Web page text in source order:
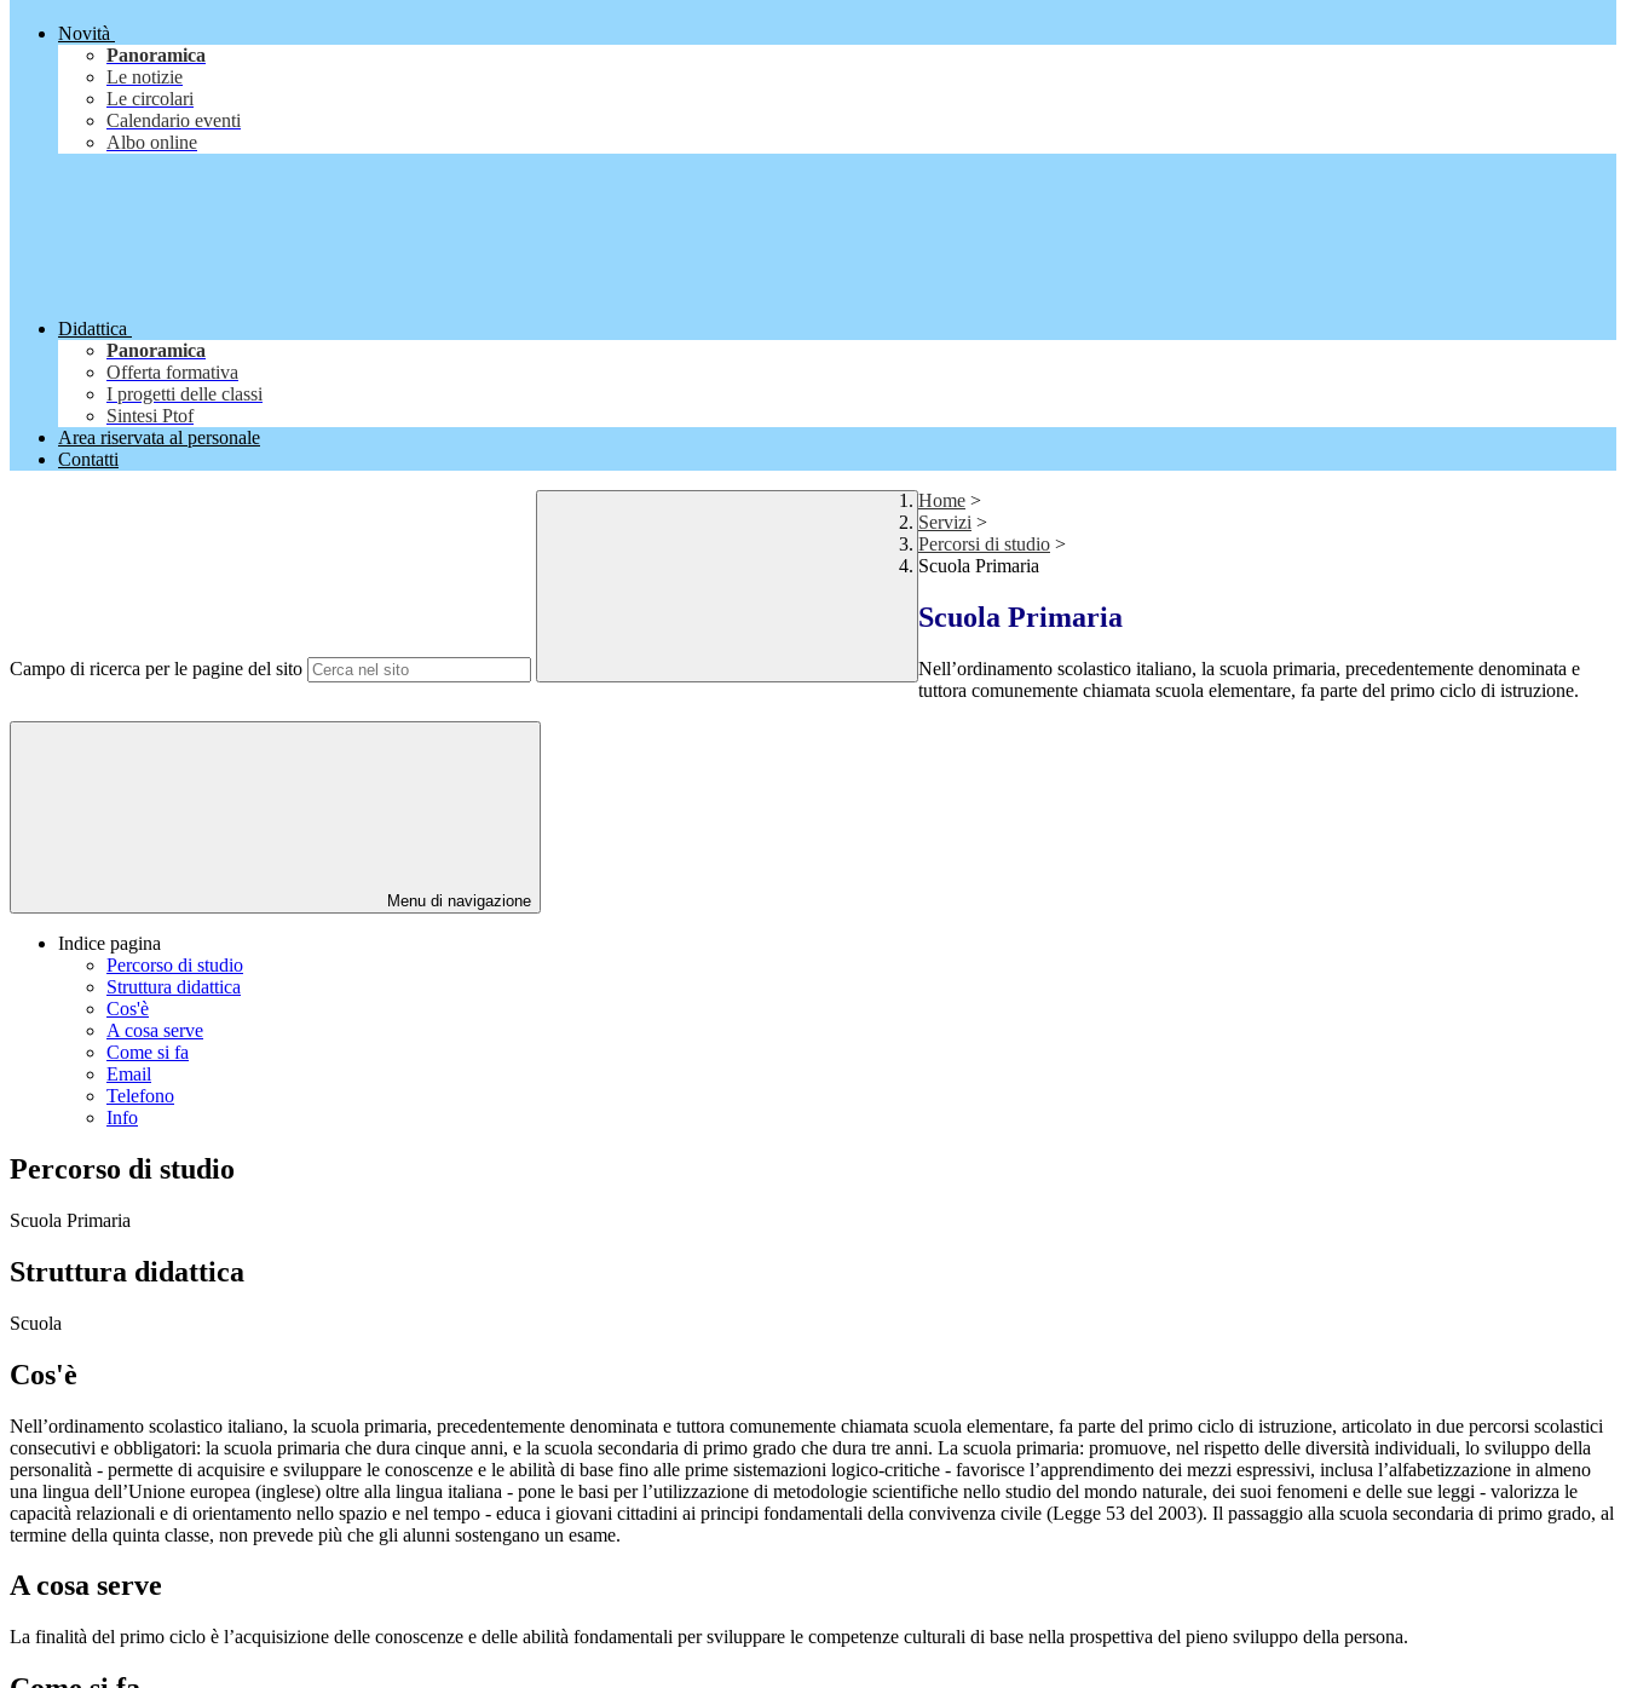
Novità
Panoramica
Le notizie
Le circolari
Calendario eventi
Albo online
Didattica
Panoramica
Offerta formativa
I progetti delle classi
Sintesi Ptof
Area riservata al personale
Contatti
Campo di ricerca per le pagine del sito
Home >
Servizi >
Percorsi di studio >
Scuola Primaria
Scuola Primaria
Nell’ordinamento scolastico italiano, la scuola primaria, precedentemente denominata e
tuttora comunemente chiamata scuola elementare, fa parte del primo ciclo di istruzione.
Menu di navigazione
Indice pagina
Percorso di studio
Struttura didattica
Cos'è
A cosa serve
Come si fa
Email
Telefono
Info
Percorso di studio
Scuola Primaria
Struttura didattica
Scuola
Cos'è
Nell’ordinamento scolastico italiano, la scuola primaria, precedentemente denominata e tuttora comunemente chiamata scuola elementare, fa parte del primo ciclo di istruzione, articolato in due percorsi scolastici
consecutivi e obbligatori: la scuola primaria che dura cinque anni, e la scuola secondaria di primo grado che dura tre anni. La scuola primaria: promuove, nel rispetto delle diversità individuali, lo sviluppo della
personalità - permette di acquisire e sviluppare le conoscenze e le abilità di base fino alle prime sistemazioni logico-critiche - favorisce l’apprendimento dei mezzi espressivi, inclusa l’alfabetizzazione in almeno
una lingua dell’Unione europea (inglese) oltre alla lingua italiana - pone le basi per l’utilizzazione di metodologie scientifiche nello studio del mondo naturale, dei suoi fenomeni e delle sue leggi - valorizza le
capacità relazionali e di orientamento nello spazio e nel tempo - educa i giovani cittadini ai principi fondamentali della convivenza civile (Legge 53 del 2003). Il passaggio alla scuola secondaria di primo grado, al
termine della quinta classe, non prevede più che gli alunni sostengano un esame.
A cosa serve
La finalità del primo ciclo è l’acquisizione delle conoscenze e delle abilità fondamentali per sviluppare le competenze culturali di base nella prospettiva del pieno sviluppo della persona.